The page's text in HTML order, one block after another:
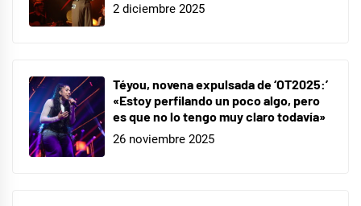
2 diciembre 2025
Téyou, novena expulsada de ‘OT2025:’
«Estoy perfilando un poco algo, pero
es que no lo tengo muy claro todavía»
26 noviembre 2025